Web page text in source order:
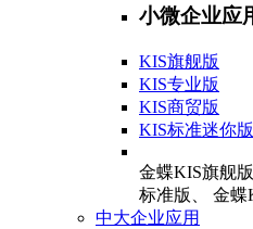
小微企业应
KIS旗舰版
KIS专业版
KIS商贸版
KIS标准迷你版
金蝶KIS旗舰
标准版、 金蝶
中大企业应用